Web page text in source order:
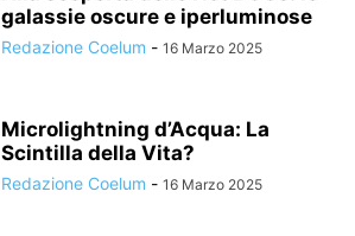
galassie oscure e iperluminose
Redazione Coelum - 16 Marzo 2025
Microlightning d’Acqua: La
Scintilla della Vita?
Redazione Coelum - 16 Marzo 2025